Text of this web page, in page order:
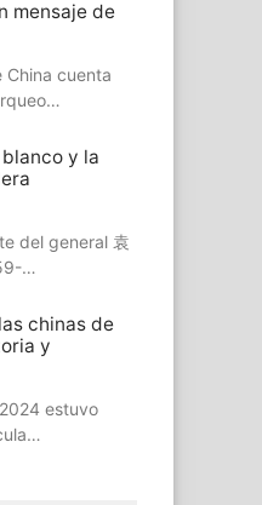
mensaje de
China cuenta
blanco y la
del general 袁
…
chinas de
y
estuvo